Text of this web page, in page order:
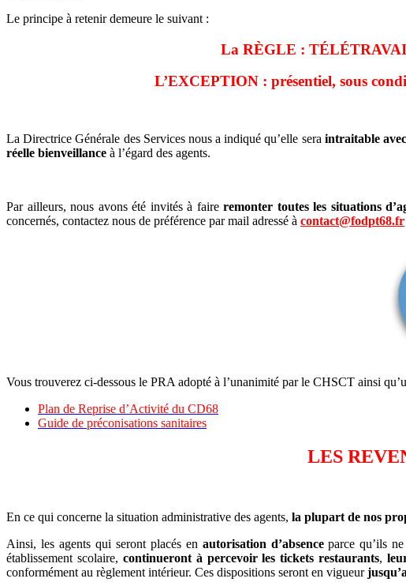
Le principe à retenir demeure le suivant :
La RÈGLE :
L’EXCEPTION : présentiel, sous
La Directrice Générale des Services nous a indiqué qu’elle sera intraitable
réelle bienveillance à l’égard des agents.
Par ailleurs, nous avons été invités à faireremonter toutes les situations
concernés, contactez nous de préférence par mail adressé à contact@fodpt68.fr
Vous trouverez ci-dessous le PRA adopté à l’unanimité par le CHSCT ainsi
Plan de Reprise d’Activité du CD68
Guide de préconisations sanitaires
LES
En ce qui concerne la situation administrative des agents, la plupart de nos
Ainsi, les agents qui seront placés en autorisation d’absenceparce qu’ils
établissement scolaire, continueront à percevoir les tickets restaurants,
conformément au règlement intérieur. Ces dispositions seront en vigueur